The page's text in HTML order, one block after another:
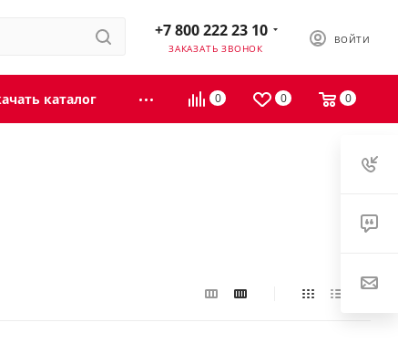
+7 800 222 23 10
ЗАКАЗАТЬ ЗВОНОК
ВОЙТИ
0 0 0
каталог